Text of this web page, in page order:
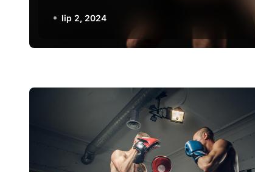
rugby
lip 2, 2024